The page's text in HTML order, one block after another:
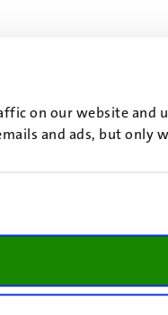
on our website and
and ads, but only